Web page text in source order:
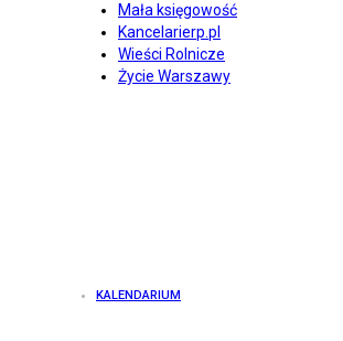
Mała księgowość
Kancelarierp.pl
Wieści Rolnicze
Życie Warszawy
KALENDARIUM